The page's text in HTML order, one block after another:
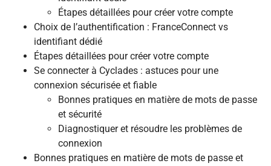
Étapes détaillées pour créer votre compte
Choix de l’authentification : FranceConnect vs
identifiant dédié
Étapes détaillées pour créer votre compte
Se connecter à Cyclades : astuces pour une
connexion sécurisée et fiable
Bonnes pratiques en matière de mots de passe
et sécurité
Diagnostiquer et résoudre les problèmes de
connexion
Bonnes pratiques en matière de mots de passe et